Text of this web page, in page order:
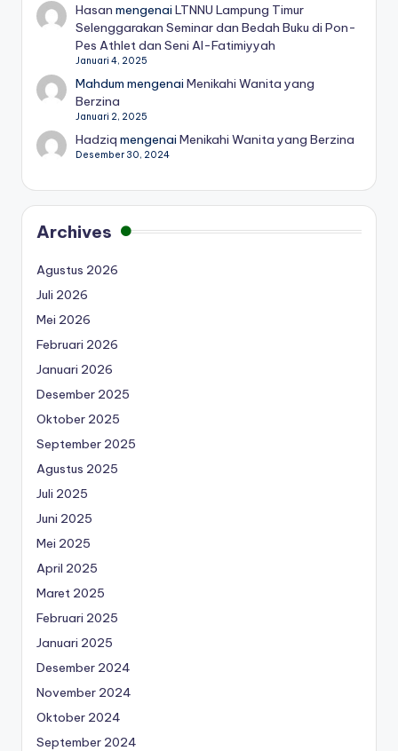
Hasan mengenaiLTNNU Lampung Timur
Selenggarakan Seminar dan Bedah Buku di Pon-
Pes Athlet dan Seni Al-Fatimiyyah
Januari 4, 2025
Mahdum mengenaiMenikahi Wanita yang
Berzina
Januari 2, 2025
Hadziq mengenaiMenikahi Wanita yang Berzina
Desember 30, 2024
Archives
Agustus 2026
Juli 2026
Mei 2026
Februari 2026
Januari 2026
Desember 2025
Oktober 2025
September 2025
Agustus 2025
Juli 2025
Juni 2025
Mei 2025
April 2025
Maret 2025
Februari 2025
Januari 2025
Desember 2024
November 2024
Oktober 2024
September 2024